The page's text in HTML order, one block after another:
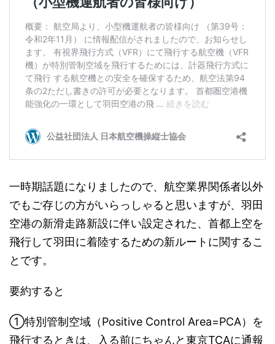
一時期話題になりましたので、航空業界関係者以外
でもご存じの方がいらっしゃると思いますが、羽田
空港の新滑走路新設に伴い設定された、首都上空を
飛行して羽田に着陸するための新ルートに関するこ
とです。
要約すると
①特別管制空域（Positive Control Area=PCA）を
飛行するときは、入る前にちゃんと東京TCAに通報